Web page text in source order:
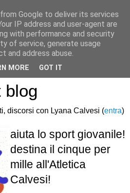
Sandro
blog
discorsi con Lyana Calvesi (entra)
aiuta lo sport giovanile!
destina il cinque per
mille all'Atletica
Calvesi!
Google to deliver its services
IP address and user-agent are
with performance and security
of service, generate usage
and address abuse.
MORE GOT IT